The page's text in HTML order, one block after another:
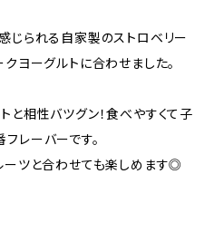
じられる自家製のストロベリー
ヨーグルトに合わせました。
と相性バツグン！食べやすくて子
レーバーです。
ーツと合わせても楽しめます◎